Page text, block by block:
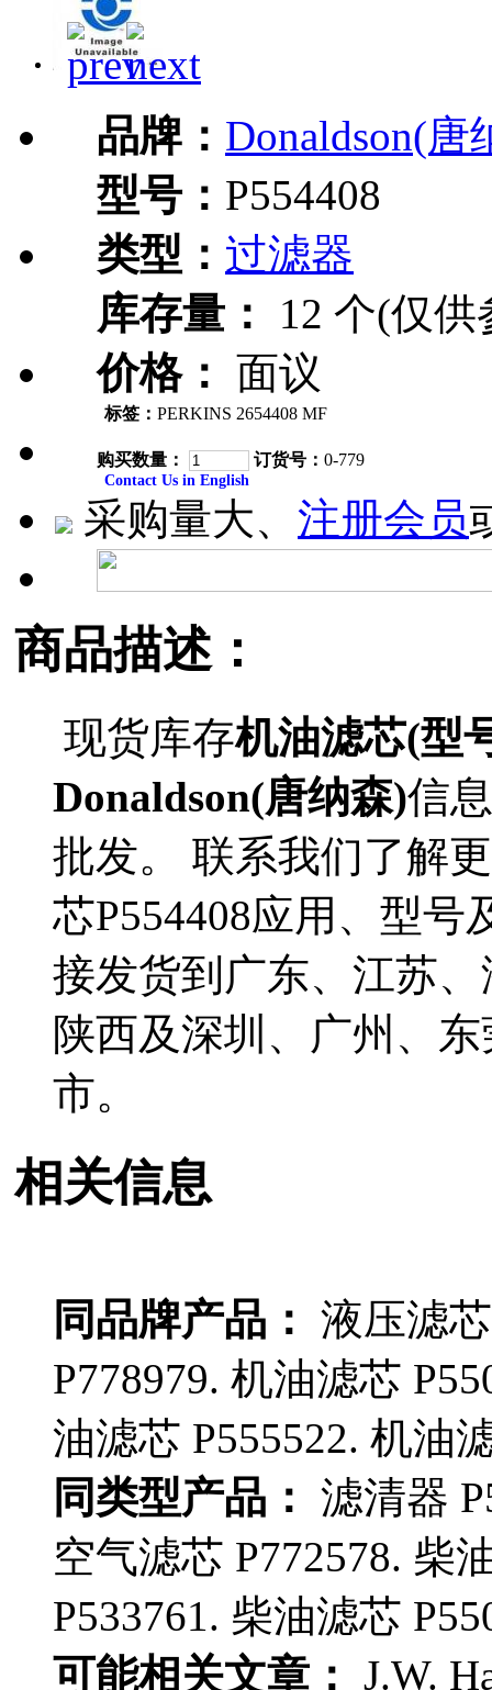
品牌： Donaldson(唐
型号： P554408
类型： 过滤器
库存量：
12 个(仅供
价格： 面议
标签： PERKINS 2654408 MF
购买数量： 订货号： 0-779
Contact Us in English
采购量大、 注册会员
商品描述：
现货库存机油滤芯(型
Donaldson(唐纳森)信
批发。 联系我们了解
芯P554408应用、型号
接发货到广东、江苏
陕西及深圳、广州、
市。
相关信息
同品牌产品： 液压滤
P778979. 机油滤芯
油滤芯 P555522. 机油
同类型产品： 滤清器
空气滤芯 P772578. 柴
P533761. 柴油滤芯
可能相关文章： J.W.